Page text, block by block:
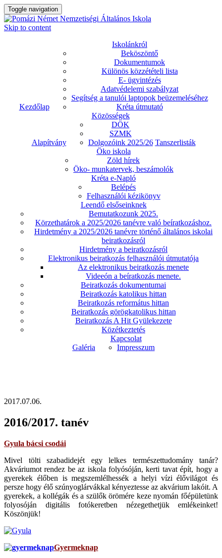
Toggle navigation
Skip to content
Kezdőlap
Iskolánkról
Beköszöntő
Dokumentumok
Különös közzétételi lista
E- ügyintézés
Adatvédelemi szabályzat
Segítség a tanulói laptopok beüzemeléséhez
Kréta útmutató
Alapítvány
Közösségek
DÖK
SZMK
Dolgozóink 2025/26 Tanszerlisták
Öko iskola
Zöld hírek
Öko- munkatervek, beszámolók
Kréta e-Napló
Belépés
Felhasználói kézikönyv
Leendő elsőseinknek
Bemutatkozunk 2025.
Körzethatárok a 2025/2026 tanévre való beíratkozáshoz.
Hirdetmény a 2025/2026 tanévre történő általános iskolai
beiratkozásról
Hirdetmény a beiratkozásról
Elektronikus beiratkozás felhasználói útmutatója
Az elektronikus beiratkozás menete
Videeón a beíratkozás menete.
Beiratkozás dokumentumai
Beiratkozás katolikus hittan
Beiratkozás református hittan
Beiratkozás görögkatolikus hittan
Beiratkozás A Hit Gyülekezete
Közétkeztetés
Galéria
Kapcsolat
Impresszum
2017.07.06.
2016/2017. tanév
Gyula bácsi csodái
Mivel tölti szabadidejét egy lelkes természettudomány tanár?
Akváriumot rendez be az iskola folyósóján, kerti tavat épít, hogy a
gyerekek élőben is megszemlélhessék a helyi vízi élővilágot és
persze hogy élő szúnyoglárvákkal kényeztesse az akvárium lakóit. A
gyerekek, a kollégák és a szülők örömére keze nyomán főépületünk
folyosóján digitális fotókeretben nézegethetjük emlékeinket!
Köszönjük!
Gyermeknap